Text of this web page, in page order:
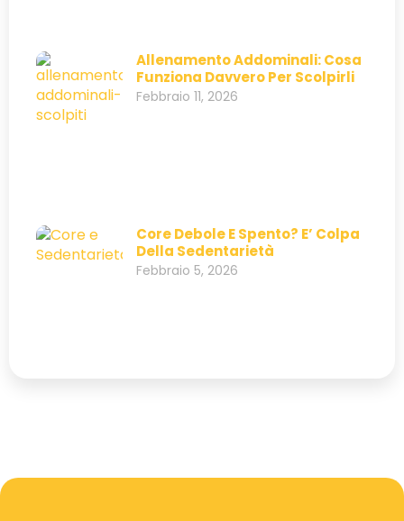
Allenamento Addominali: Cosa
Funziona Davvero Per Scolpirli
Febbraio 11, 2026
Core Debole E Spento? E’ Colpa
Della Sedentarietà
Febbraio 5, 2026